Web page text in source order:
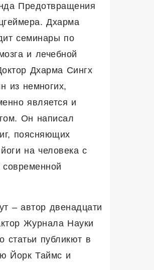
Предотвращения
Дхарма
семинары по
и лечебной
Дхарма Сингх
из немногих,
является и
Он написал
поясняющих
на человека с
современной
– автор двенадцати
Журнала Науки
статьи публикют в
Йорк Таймс и